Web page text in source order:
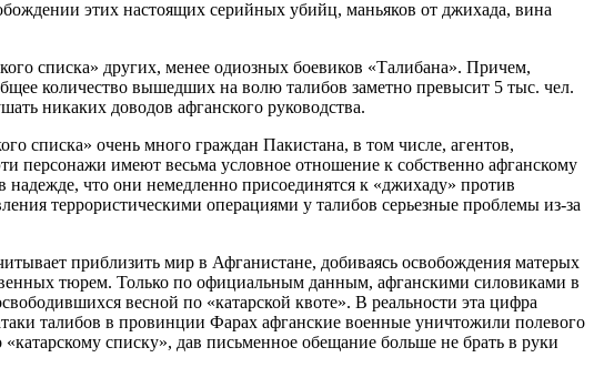
этих настоящих серийных убийц, маньяков от джихада, вина
списка» других, менее одиозных боевиков «Талибана». Причем,
количество вышедших на волю талибов заметно превысит 5 тыс. чел.
никаких доводов афганского руководства.
списка» очень много граждан Пакистана, в том числе, агентов,
персонажи имеют весьма условное отношение к собственно афганскому
что они немедленно присоединятся к «джихаду» против
террористическими операциями у талибов серьезные проблемы из-за
приблизить мир в Афганистане, добиваясь освобождения матерых
тюрем. Только по официальным данным, афганскими силовиками в
весной по «катарской квоте». В реальности эта цифра
талибов в провинции Фарах афганские военные уничтожили полевого
списку», дав письменное обещание больше не брать в руки